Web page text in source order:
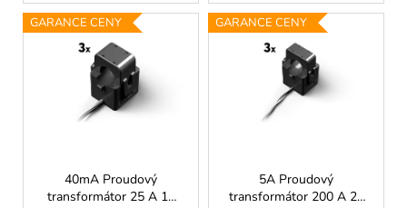
GARANCE CENY
40mA Proudový
transformátor 25 A 10
GARANCE CENY
5A Proudový
transformátor 200 A 24